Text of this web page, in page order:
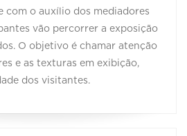
com o auxílio dos mediadores
vão percorrer a exposição
O objetivo é chamar atenção
e as texturas em exibição,
dos visitantes.